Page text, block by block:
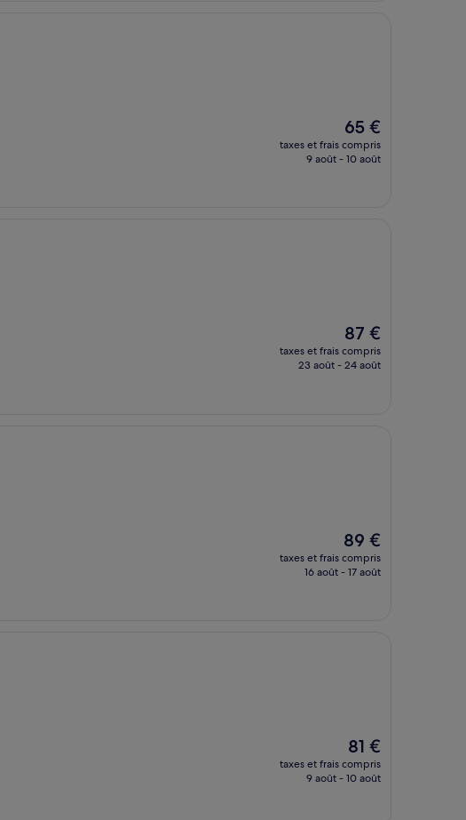
Le
nouveau
prix
65 €
taxes et frais compris
9 août - 10 août
Le
nouveau
prix
87 €
taxes et frais compris
23 août - 24 août
Le
nouveau
prix
89 €
taxes et frais compris
16 août - 17 août
Le
nouveau
prix
81 €
taxes et frais compris
9 août - 10 août